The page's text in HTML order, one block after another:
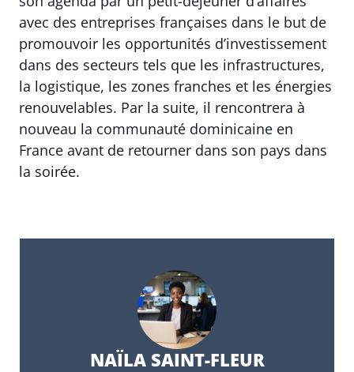
avec des entreprises françaises dans le but de
promouvoir les opportunités d’investissement
dans des secteurs tels que les infrastructures,
la logistique, les zones franches et les énergies
renouvelables. Par la suite, il rencontrera à
nouveau la communauté dominicaine en
France avant de retourner dans son pays dans
la soirée.
NAÏLA SAINT-FLEUR